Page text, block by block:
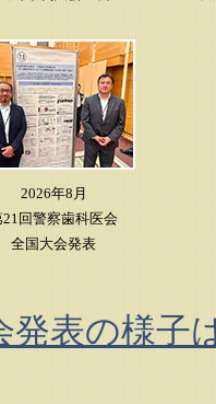
2026年8月
21回警察歯科医会
全国大会発表
発表の様子